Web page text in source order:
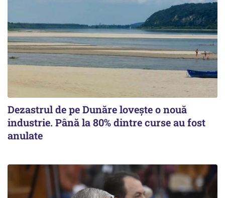
Dezastrul de pe Dunăre lovește o nouă
industrie. Până la 80% dintre curse au fost
anulate